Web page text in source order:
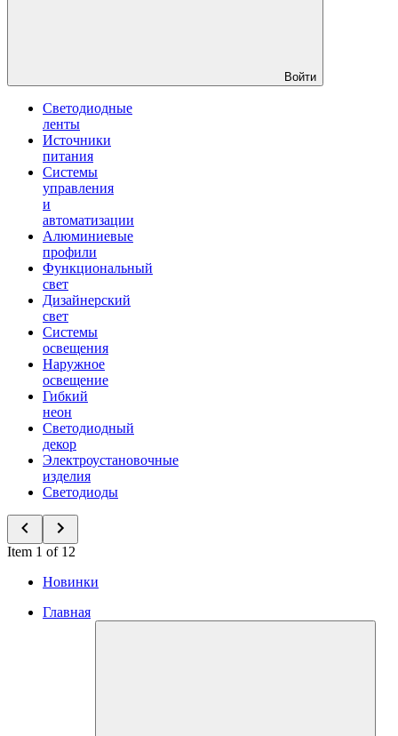
Войти
Светодиодные
ленты
Источники
питания
Системы
управления
и
автоматизации
Алюминиевые
профили
Функциональный
свет
Дизайнерский
свет
Системы
освещения
Наружное
освещение
Гибкий
неон
Светодиодный
декор
Электроустановочные
изделия
Светодиоды
Item 1 of 12
Новинки
Главная